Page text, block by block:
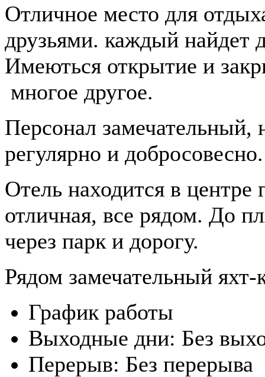
Отличное место для
друзьями. каждый найдет
Имеються открытие и
многое другое.
Персонал
регулярно и добросовесно.
Отель находится в
отличная, все рядом. До
через парк и дорогу.
Рядом замечательный яхт-
График работы
Выходные дни: Без
Перерыв: Без перерыва